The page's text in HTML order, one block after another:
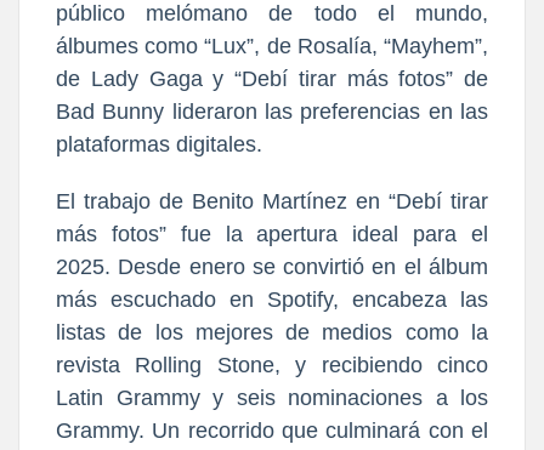
público melómano de todo el mundo,
álbumes como “Lux”, de Rosalía, “Mayhem”,
de Lady Gaga y “Debí tirar más fotos” de
Bad Bunny lideraron las preferencias en las
plataformas digitales.
El trabajo de Benito Martínez en “Debí tirar
más fotos” fue la apertura ideal para el
2025. Desde enero se convirtió en el álbum
más escuchado en Spotify, encabeza las
listas de los mejores de medios como la
revista Rolling Stone, y recibiendo cinco
Latin Grammy y seis nominaciones a los
Grammy. Un recorrido que culminará con el